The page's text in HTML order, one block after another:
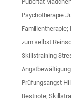
Pubertät
Psychotherapie
Familientherapie;
zum selbst
Skillstraining
Prüfungsangst
Bestnote;